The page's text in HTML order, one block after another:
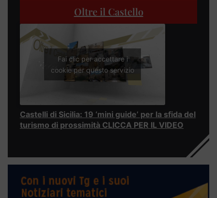
Oltre il Castello
Fai clic per accettare i
cookie per questo servizio
Castelli di Sicilia: 19 ‘mini guide’ per la sfida del
turismo di prossimità CLICCA PER IL VIDEO